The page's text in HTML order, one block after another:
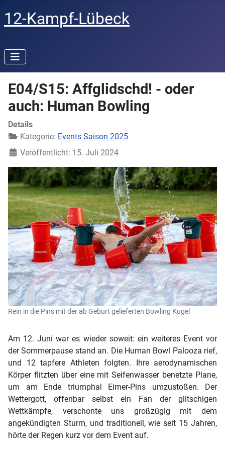
12-Kampf-Lübeck
E04/S15: Affglidschd! - oder
auch: Human Bowling
Details
Kategorie: Events Saison 2025
Veröffentlicht: 15. Juli 2024
Rein in die Pins mit der ab Geburt gelieferten Bowling Kugel
Am 12. Juni war es wieder soweit: ein weiteres Event vor
der Sommerpause stand an. Die Human Bowl Palooza rief,
und 12 tapfere Athleten folgten. Ihre aerodynamischen
Körper flitzten über eine mit Seifenwasser benetzte Plane,
um am Ende triumphal Eimer-Pins umzustoßen. Der
Wettergott, offenbar selbst ein Fan der glitschigen
Wettkämpfe, verschonte uns großzügig mit dem
angekündigten Sturm, und traditionell, wie seit 15 Jahren,
hörte der Regen kurz vor dem Event auf.